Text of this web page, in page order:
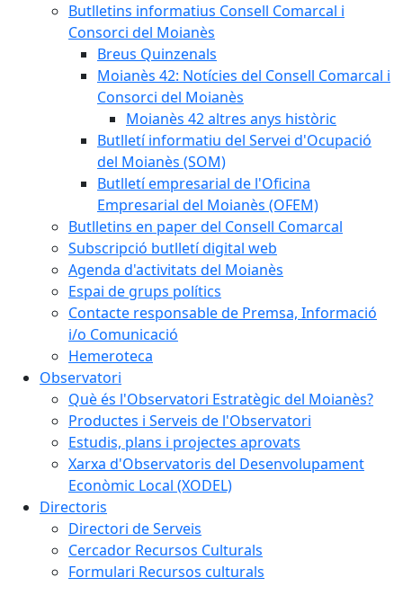
Butlletins informatius Consell Comarcal i
Consorci del Moianès
Breus Quinzenals
Moianès 42: Notícies del Consell Comarcal i
Consorci del Moianès
Moianès 42 altres anys històric
Butlletí informatiu del Servei d'Ocupació
del Moianès (SOM)
Butlletí empresarial de l'Oficina
Empresarial del Moianès (OFEM)
Butlletins en paper del Consell Comarcal
Subscripció butlletí digital web
Agenda d'activitats del Moianès
Espai de grups polítics
Contacte responsable de Premsa, Informació
i/o Comunicació
Hemeroteca
Observatori
Què és l'Observatori Estratègic del Moianès?
Productes i Serveis de l'Observatori
Estudis, plans i projectes aprovats
Xarxa d'Observatoris del Desenvolupament
Econòmic Local (XODEL)
Directoris
Directori de Serveis
Cercador Recursos Culturals
Formulari Recursos culturals